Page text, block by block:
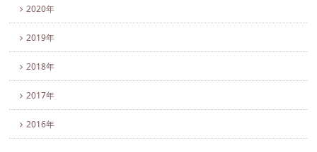
2020年
2019年
2018年
2017年
2016年